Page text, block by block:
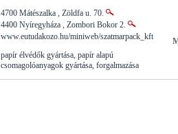
4700 Mátészalka , Zöldfa u. 70.
4400 Nyíregyháza , Zombori Bokor 2.
www.eutudakozo.hu/miniweb/szatmarpack_kft
papír élvédők gyártása, papír alapú
csomagolóanyagok gyártása, forgalmazása